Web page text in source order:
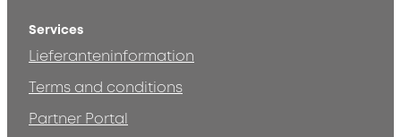
Services
Lieferanteninformation
Terms and conditions
Partner Portal